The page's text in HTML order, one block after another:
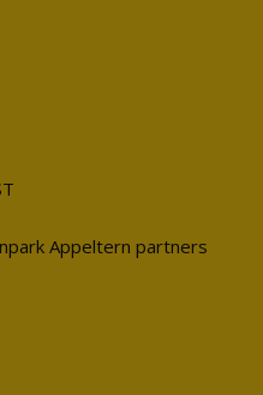
Appeltern partners